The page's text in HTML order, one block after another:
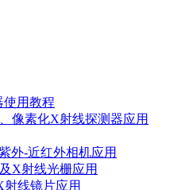
用教程
像素化X射线探测器应用
外-近红外相机应用
X射线光栅应用
线镜片应用